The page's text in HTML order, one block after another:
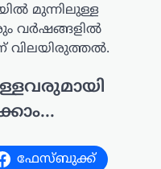
മുന്നിലുള്ള
വർഷങ്ങളിൽ
ഫേസ്ബുക്ക്